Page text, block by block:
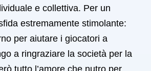
e collettiva. Per un
estremamente stimolante:
per aiutare i giocatori a
a ringraziare la società per la
tutto l’amore che nutro per